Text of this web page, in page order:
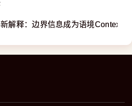
解释：边界信息成为语境Context一